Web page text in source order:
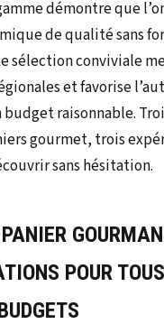
démontre que
de qualité sans
sélection conviviale
et favorise
raisonnable.
gourmet, trois
sans hésitation.
POUR